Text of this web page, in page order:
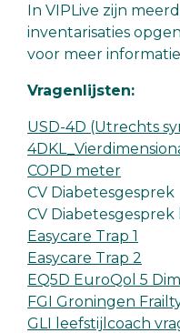
In VIPLive zijn
inventarisaties
voor meer
Vragenlijsten:
USD-4D (Utrechts
COPD meter
CV Diabetesgesprek
CV
Easycare Trap 1
Easycare Trap 2
EQ5D EuroQol 5
FGI Groningen
GLI leefstijlcoach